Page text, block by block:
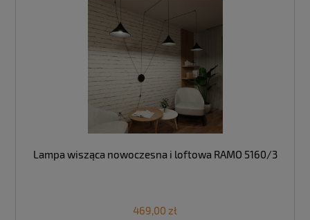
Lampa wisząca nowoczesna i loftowa RAMO 5160/3
469,00 zł